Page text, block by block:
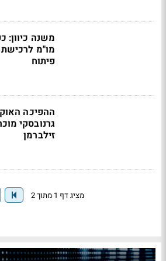
משנה כיוון:
מו"מ
פיתוח
ההפיכה
זילברמן
מציג דף 1 מתוך 2